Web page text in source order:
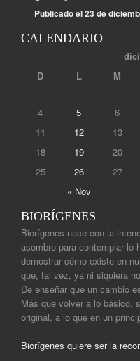
Publicado el 23 de
CALENDARIO
D
L M
« Nov
4
5 6
11
12 13
18
19 20
25
26 27
BIORÍGENES
Biorígenes nace con la
asombro para contemplar lo
demostrar cómo existe en
que, tal vez, ya ni siquiera
De enseñar que un cambio
Más que volver a lo básico,
original, a lo que en un
Biorígenes quiere ser la